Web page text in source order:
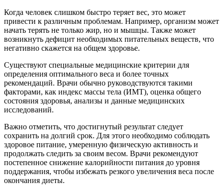
Когда человек слишком быстро теряет вес, это может
привести к различным проблемам. Например, организм может
начать терять не только жир, но и мышцы. Также может
возникнуть дефицит необходимых питательных веществ, что
негативно скажется на общем здоровье.
Существуют специальные медицинские критерии для
определения оптимального веса и более точных
рекомендаций. Врачи обычно руководствуются такими
факторами, как индекс массы тела (ИМТ), оценка общего
состояния здоровья, анализы и данные медицинских
исследований.
Важно отметить, что достигнутый результат следует
сохранить на долгий срок. Для этого необходимо соблюдать
здоровое питание, умеренную физическую активность и
продолжать следить за своим весом. Врачи рекомендуют
постепенное снижение калорийности питания до уровня
поддержания, чтобы избежать резкого увеличения веса после
окончания диеты.